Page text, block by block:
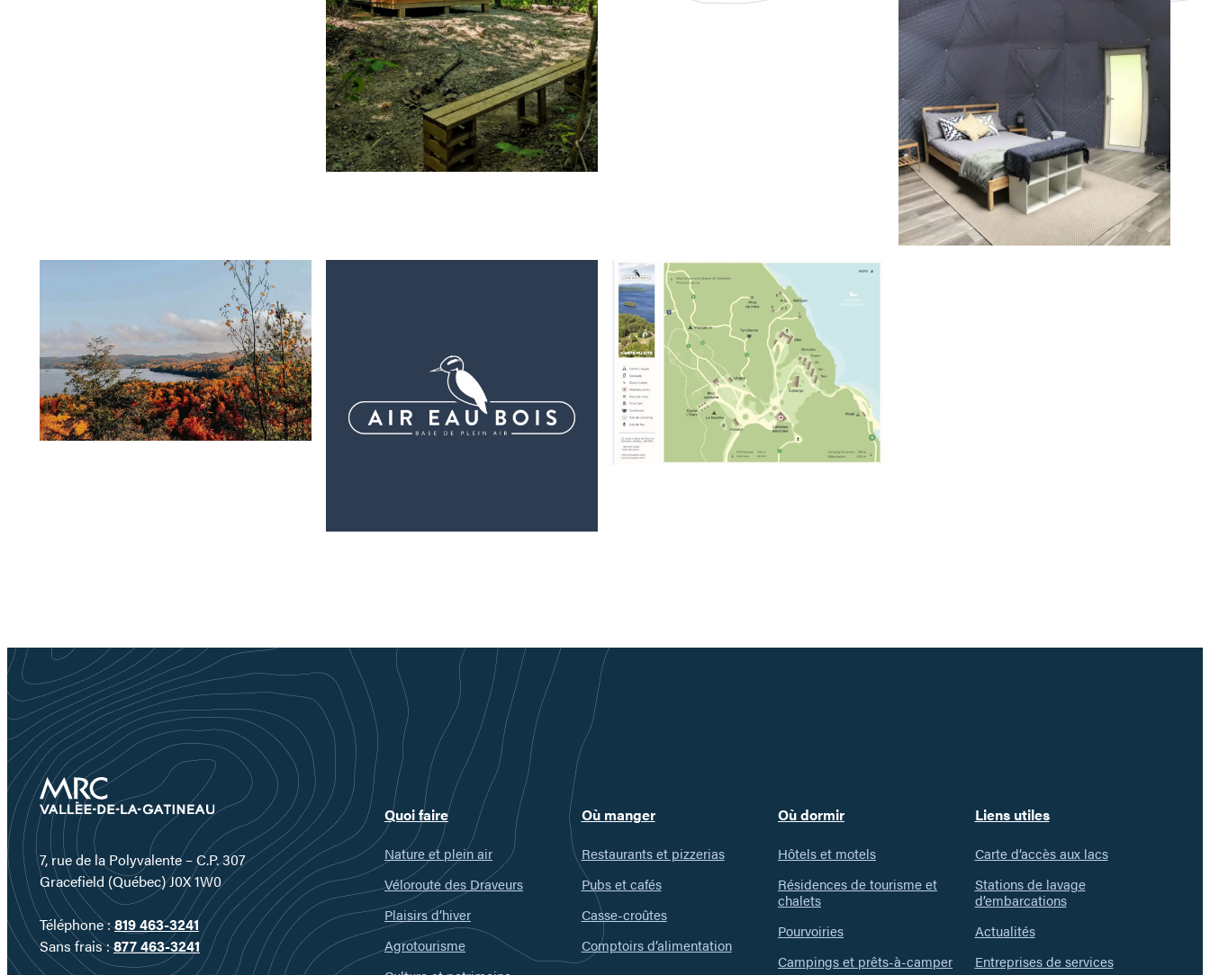
7, rue de la Polyvalente – C.P. 307
Gracefield (Québec) J0X 1W0
Téléphone :819 463-3241
Sans frais :877 463-3241
Quoi faire
Nature et plein air
Véloroute des Draveurs
Plaisirs d’hiver
Agrotourisme
Où manger
Restaurants et pizzerias
Pubs et cafés
Casse-croûtes
Comptoirs d’alimentation
Où dormir
Hôtels et motels
Résidences de tourisme et
chalets
Pourvoiries
Campings et prêts-à-camper
Liens utiles
Carte d’accès aux lacs
Stations de lavage
d’embarcations
Actualités
Entreprises de services